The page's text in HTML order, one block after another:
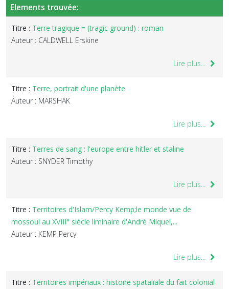
Elements trouvée:
Titre : Terre tragique = (tragic ground) : roman
Auteur : CALDWELL Erskine
Lire plus...
Titre : Terre, portrait d'une planète
Auteur : MARSHAK
Lire plus...
Titre : Terres de sang : l'europe entre hitler et staline
Auteur : SNYDER Timothy
Lire plus...
Titre : Territoires d'Islam/Percy Kemp;le monde vue de
mossoul au XVIII° siécle liminaire d'André Miquel,...
Auteur : KEMP Percy
Lire plus...
Titre : Territoires impériaux : histoire spataliale du fait colonial